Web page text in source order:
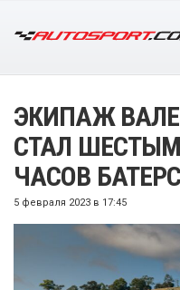
ЭКИПАЖ
СТАЛ ШЕСТЫМ
ЧАСОВ
5 февраля 2023 в 17:45